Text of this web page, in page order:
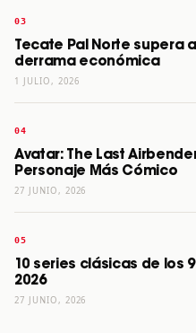
Tecate Pal Norte supera
derrama económica
1 JULIO, 2026
Avatar: The Last
Personaje Más Cómico
27 JUNIO, 2026
10 series clásicas de los
2026
27 JUNIO, 2026